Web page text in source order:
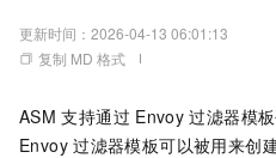
更新时间： 2026-04-13 06:01:13
复制 MD 格式
ASM 支持通过 Envoy 过滤器模
Envoy 过滤器模板可以被用来创